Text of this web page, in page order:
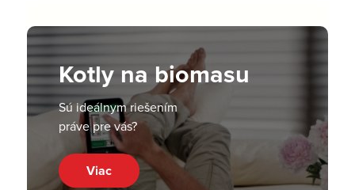
Kotly na biomasu
Sú ideálnym riešením
práve pre vás?
Viac